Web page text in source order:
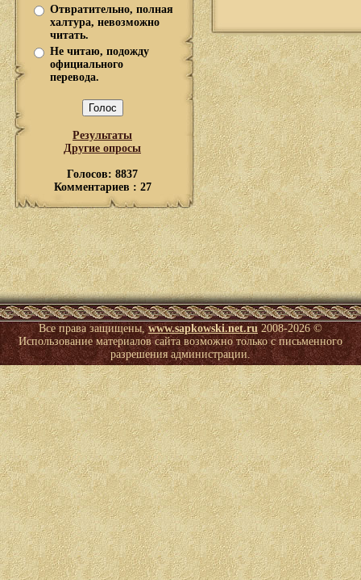
Отвратительно, полная
халтура, невозможно
читать.
Не читаю, подожду
официального
перевода.
Результаты
Другие опросы
Голосов: 8837
Комментариев : 27
Все права защищены,www.sapkowski.net.ru2008-2026 ©
Использование материалов сайта возможно только с письменного
разрешения администрации.